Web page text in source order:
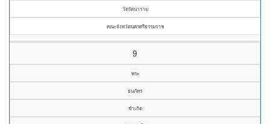
วัดรัตนาราม
คณะจังหวัดนครศรีธรรมราช
9
พระ
ธนภัทร
ขำเกิด